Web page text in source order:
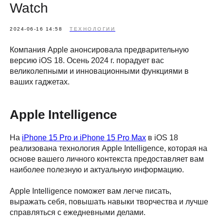
Watch
2024-06-16 14:58 ТЕХНОЛОГИИ
Компания Apple анонсировала предварительную
версию iOS 18. Осень 2024 г. порадует вас
великолепными и инновационными функциями в
ваших гаджетах.
Apple Intelligence
На iPhone 15 Pro и iPhone 15 Pro Max в iOS 18
реализована технология Apple Intelligence, которая на
основе вашего личного контекста предоставляет вам
наиболее полезную и актуальную информацию.
Apple Intelligence поможет вам легче писать,
выражать себя, повышать навыки творчества и лучше
справляться с ежедневными делами.